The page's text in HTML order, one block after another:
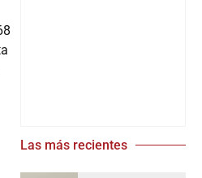
Las más recientes